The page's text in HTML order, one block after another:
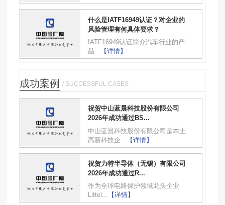
什么是IATF16949认证？对企业的
风险管理有何具体要求？
IATF16949认证简介汽车行业的产
品...
【详情】
成功案例 / SUCCESSFUL CASES
祝贺中山蓝晨科技股份有限公司
2026年成功通过BS...
中山蓝晨科技股份有限公司是本土
高新科技企...
【详情】
祝贺力特半导体（无锡）有限公司
2026年成功通过R...
作为全球电路保护领域龙头企业
Littel... 【详情】